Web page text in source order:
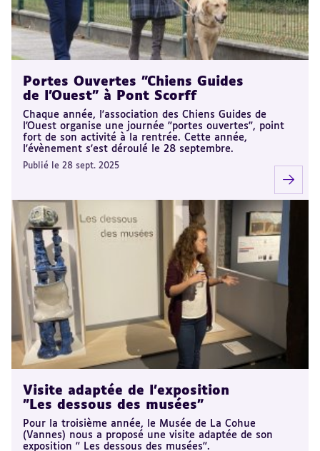
Portes Ouvertes "Chiens Guides
de l'Ouest" à Pont Scorff
Chaque année, l'association des Chiens Guides de
l'Ouest organise une journée "portes ouvertes", point
fort de son activité à la rentrée. Cette année,
l'évènement s'est déroulé le 28 septembre.
Publié le 28 sept. 2025
Visite adaptée de l'exposition
"Les dessous des musées"
Pour la troisième année, le Musée de La Cohue
(Vannes) nous a proposé une visite adaptée de son
exposition " Les dessous des musées".